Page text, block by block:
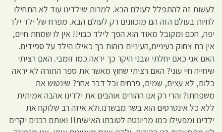
לעשות זה להתפלל לעולם הבא. למרות שילדינו עוד לא התחילו
לחיות בעולם הזה הם מוכוונים רק לעולם הבא. מפרח של ילד ילד
יפה, חכם ומקובל מאוד הוא הפך לילד כבוי!! אין לו שמחת חיים,
אין בת צחוק בעיניים,העיניים בוהות בך כאילו הילד על ספידים.
האם אני כאם יחלתי שבני היקר כך יראה כמו זומבי. האם רציתי
שיחייה חיי עוני? האם רציתי שחוץ מאשר את ספר התורה לא יראה
כלום, לא עצים, שמים, פרחים וכל דבר אחר? שינטוש את
משפחתו? והרי רק אנו ההורים אוהבים את ילדינו אהבה אמיתית
ללא כל אינטרסים הוא בשר מבשרנו.ולא איזה רב שלוקח את
ילדינו ומפעילו כמו מריונטה לטובתו האישית!! ואותם רבנים יקרים